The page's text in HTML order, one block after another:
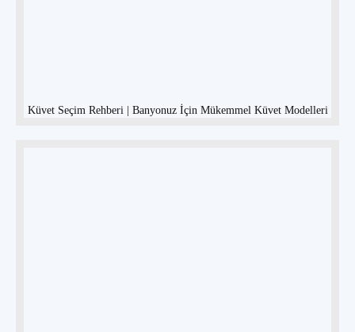
Küvet Seçim Rehberi | Banyonuz İçin Mükemmel Küvet Modelleri